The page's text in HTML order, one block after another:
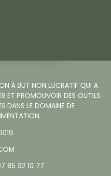
À BUT NON LUCRATIF QUI A
ET PROMOUVOIR DES OUTILS
DANS LE DOMAINE DE
85 92 10 77